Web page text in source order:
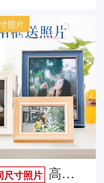
尺寸照片高档欧式相框
照片